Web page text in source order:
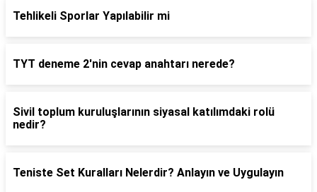
Tehlikeli Sporlar Yapılabilir mi
TYT deneme 2'nin cevap anahtarı nerede?
Sivil toplum kuruluşlarının siyasal katılımdaki rolü
nedir?
Teniste Set Kuralları Nelerdir? Anlayın ve Uygulayın